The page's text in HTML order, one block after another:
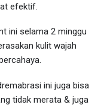
efektif.
ini selama 2 minggu
kulit wajah
ini juga bisa
tidak merata & juga